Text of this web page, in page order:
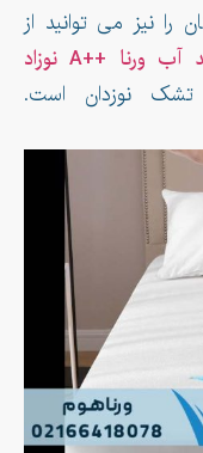
نیز می توانید از
محافظ تشک ضد آب ورنا ++A نوزاد
تشک نوزدان است.